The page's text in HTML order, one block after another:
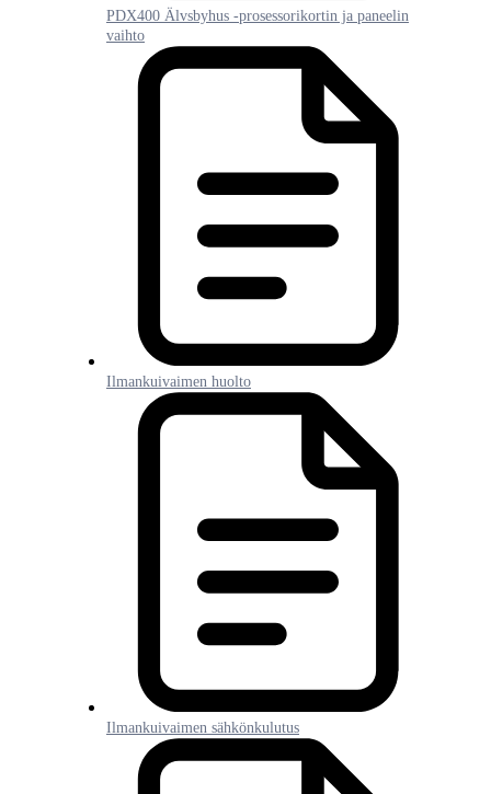
PDX400 Älvsbyhus -prosessorikortin ja paneelin
vaihto
Ilmankuivaimen huolto
Ilmankuivaimen sähkönkulutus